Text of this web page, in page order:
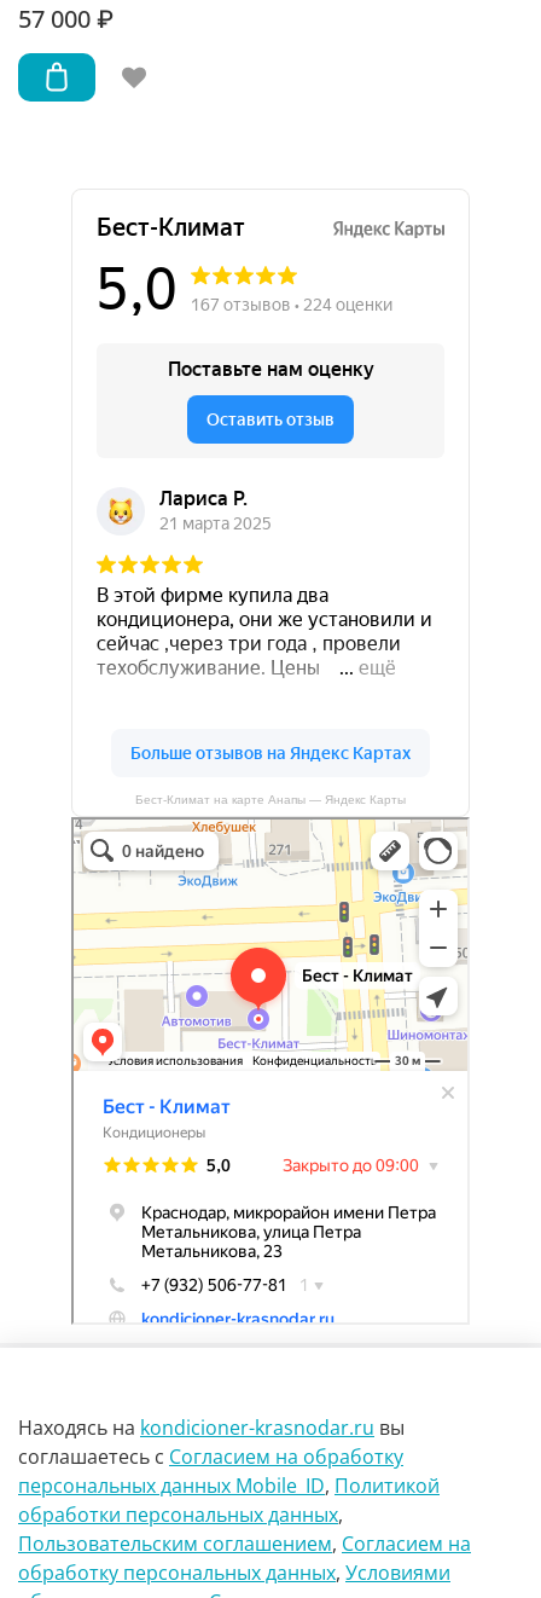
57 000 ₽
Бест-Климат на карте Анапы — Яндекс Карты
Бест-климат
Кондиционеры в Краснодаре
г Краснодар Ул Петра метальникова 23
8(900)29-888-66
Находясь на kondicioner-krasnodar.ru вы
соглашаетесь с Согласием на обработку
персональных данных Mobile_ID, Политикой
обработки персональных данных,
Пользовательским соглашением, Согласием на
обработку персональных данных, Условиями